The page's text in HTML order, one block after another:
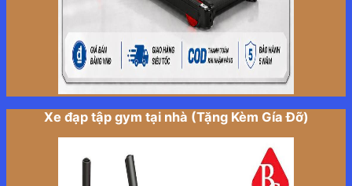
Xe đạp tập gym tại nhà (Tặng Kèm Gía Đỡ)